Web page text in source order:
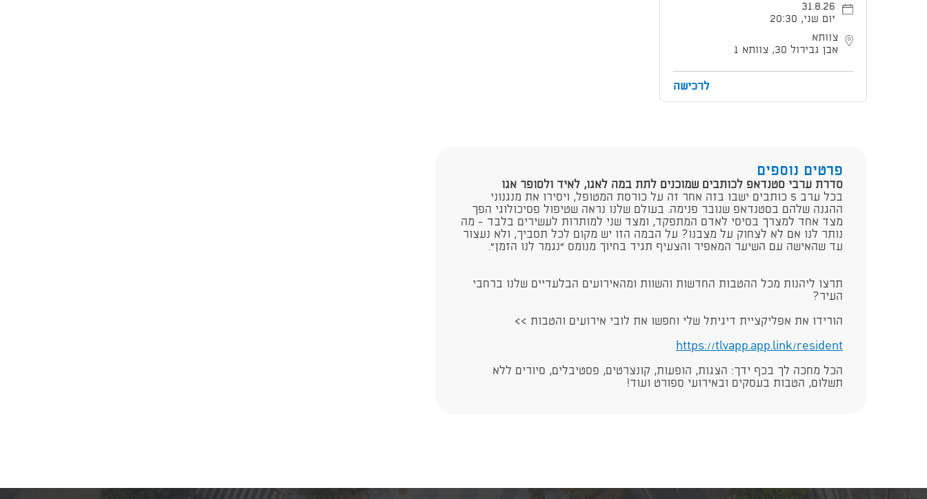
31.8.26
יום שני, 20:30
צוותא
אבן גבירול 30, צוותא 1
לרכישה
פרטים נוספים
סדרת ערבי סטנדאפ לכותבים שמוכנים לתת במה לאגו, לאיד ולסופר אגו
בכל ערב 5 כותבים ישבו בזה אחר זה על כורסת המטופל, ויסירו את מנגנוני
ההגנה שלהם בסטנדאפ שנובר פנימה. בעולם שלנו נראה שטיפול פסיכולוגי הפך
מצד אחד למצרך בסיסי לאדם המתפקד, ומצד שני למותרות לעשירים בלבד - מה
נותר לנו אם לא לצחוק על מצבנו? על הבמה הזו יש מקום לכל תסביך, ולא נעצור
עד שהאישה עם השיער המאפיר והצעיף תגיד בחיוך מנומס "נגמר לנו הזמן".
תרצו ליהנות מכל ההטבות החדשות והשוות ומהאירועים הבלעדיים שלנו ברחבי
העיר?
הורידו את אפליקציית דיגיתל שלי וחפשו את לובי אירועים והטבות >>
https://tlvapp.app.link/resident​​​
הכל מחכה לך בכף ידך: הצגות, הופעות, קונצרטים, פסטיבלים, סיורים ללא
תשלום, הטבות בעסקים ובאירועי ספורט ועוד!